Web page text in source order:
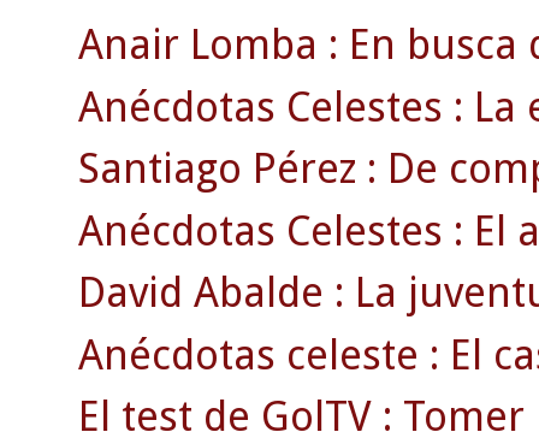
Anair Lomba : En
Anécdotas Celestes :
Santiago Pérez : De
Anécdotas Celestes : El
David Abalde : La
Anécdotas celeste : El
El test de GolTV :